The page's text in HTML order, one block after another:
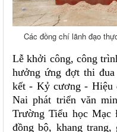
Các đồng chí lãnh đạo
Lễ khởi công, công
hưởng ứng đợt thi
kết - Kỷ cương - Hiệu
Nai phát triển văn
Trường Tiểu học
đồng bộ, khang trang,